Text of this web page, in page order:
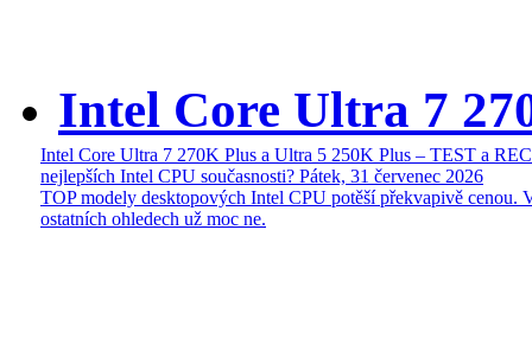
Intel Core Ultra 7
Intel Core Ultra 7 270K Plus a Ultra 5 250K Plus – TEST a
nejlepších Intel CPU současnosti? Pátek, 31 červenec 2026
TOP modely desktopových Intel CPU potěší překvapivě cenou.
ostatních ohledech už moc ne.